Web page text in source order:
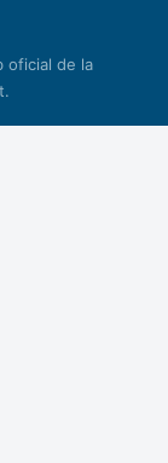
oficial de la